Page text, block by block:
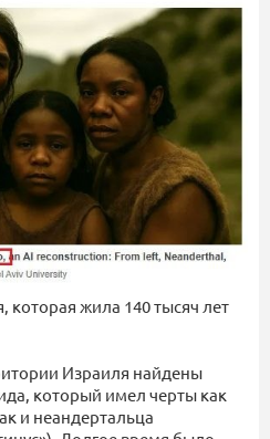
которая жила 140 тысяч лет
Израиля найдены
который имел черты как
и неандертальца